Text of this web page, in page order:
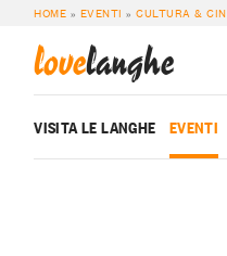
HOME » EVENTI »CULTURA &
lovelanghe
VISITA LE LANGHE EVENTI